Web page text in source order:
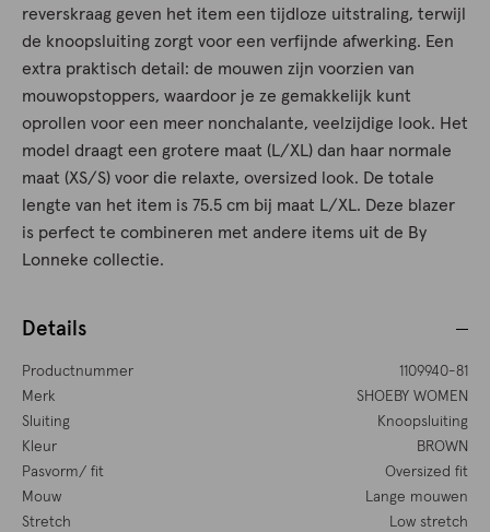
reverskraag geven het item een tijdloze uitstraling, terwijl
de knoopsluiting zorgt voor een verfijnde afwerking. Een
extra praktisch detail: de mouwen zijn voorzien van
mouwopstoppers, waardoor je ze gemakkelijk kunt
oprollen voor een meer nonchalante, veelzijdige look. Het
model draagt een grotere maat (L/XL) dan haar normale
maat (XS/S) voor die relaxte, oversized look. De totale
lengte van het item is 75.5 cm bij maat L/XL. Deze blazer
is perfect te combineren met andere items uit de By
Lonneke collectie.
Details
Productnummer
1109940-81
Merk
SHOEBY WOMEN
Sluiting
Knoopsluiting
Kleur
BROWN
Pasvorm/ fit
Oversized fit
Mouw
Lange mouwen
Stretch
Low stretch